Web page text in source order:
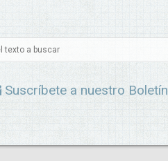
Suscríbete a nuestro Boletín